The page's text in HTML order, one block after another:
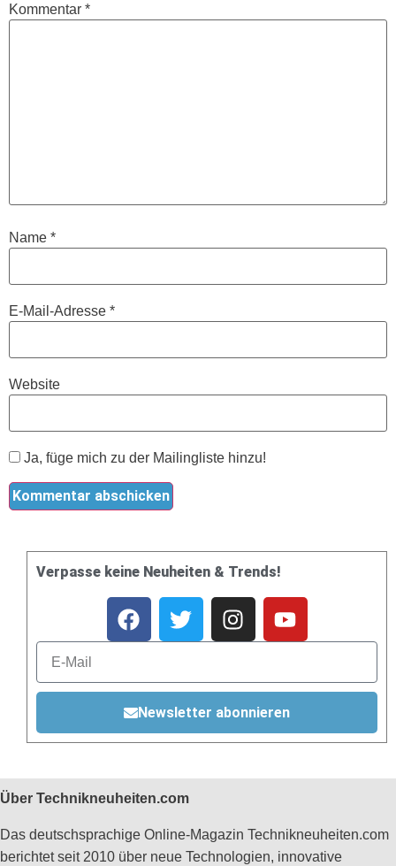
Kommentar *
Name *
E-Mail-Adresse *
Website
Ja, füge mich zu der Mailingliste hinzu!
Verpasse keine Neuheiten & Trends!
Newsletter abonnieren
Über Technikneuheiten.com
Das deutschsprachige Online-Magazin Technikneuheiten.com
berichtet seit 2010 über neue Technologien, innovative